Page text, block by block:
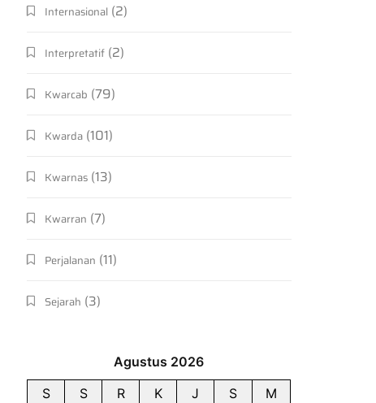
Internasional (2)
Interpretatif (2)
Kwarcab (79)
Kwarda (101)
Kwarnas (13)
Kwarran (7)
Perjalanan (11)
Sejarah (3)
Agustus 2026
S
S R K J S
M